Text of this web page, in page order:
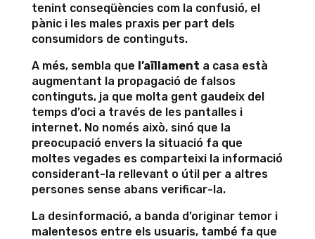
tenint conseqüències com la confusió, el
pànic i les males praxis per part dels
consumidors de continguts.
A més, sembla que l’aïllament a casa està
augmentant la propagació de falsos
continguts, ja que molta gent gaudeix del
temps d’oci a través de les pantalles i
internet. No només això, sinó que la
preocupació envers la situació fa que
moltes vegades es comparteixi la informació
considerant-la rellevant o útil per a altres
persones sense abans verificar-la.
La desinformació, a banda d’originar temor i
malentesos entre els usuaris, també fa que